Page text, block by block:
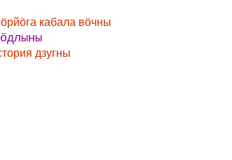
кабала вӧчны
дзугны